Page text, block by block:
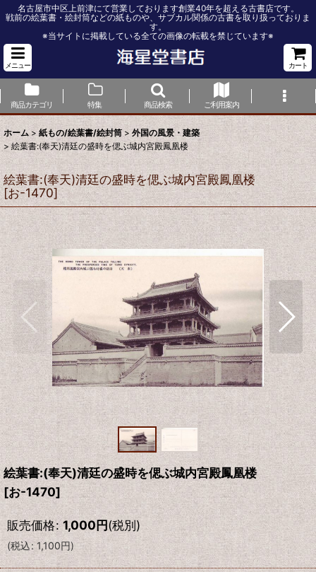
名古屋市中区上前津にて営業しております創業40年を超える古書店です。
戦前の絵葉書・絵封筒などの紙ものや、サブカル関係の古書を取り扱っておりま
す。
※当サイトに掲載している全ての画像の転載を禁じています※
メニュー カート
商品カテゴリ 特集 商品検索 ご利用案内
ホーム > 紙もの/絵葉書/絵封筒 > 外国の風景・建築
> 絵葉書:(奉天)清廷の盛時を偲ぶ城内宮殿鳳凰楼
絵葉書:(奉天)清廷の盛時を偲ぶ城内宮殿鳳凰楼
[お-1470]
絵葉書:(奉天)清廷の盛時を偲ぶ城内宮殿鳳凰楼
[お-1470]
販売価格: 1,000円(税別)
(税込: 1,100円)